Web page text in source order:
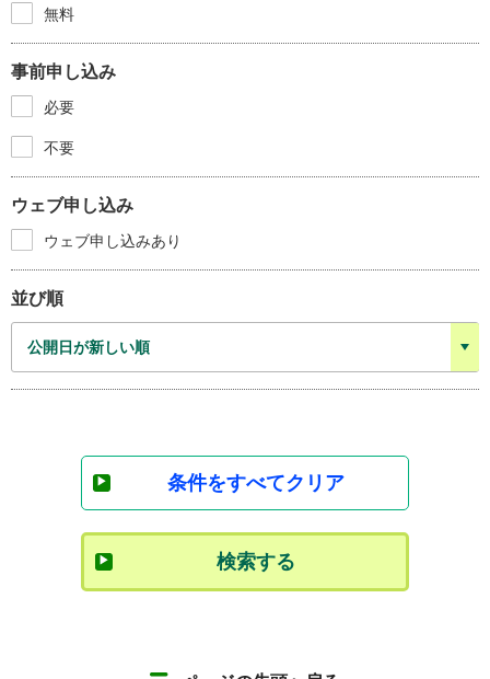
無料
事前申し込み
必要
不要
ウェブ申し込み
ウェブ申し込みあり
並び順
条件をすべてクリア
検索する